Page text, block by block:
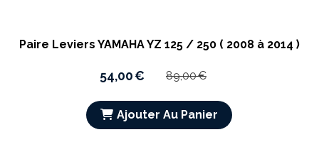
Paire Leviers YAMAHA YZ 125 / 250 ( 2008 à 2014 )
54,00€ 89,00€
Ajouter Au Panier